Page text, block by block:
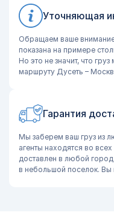
Уточняющая
Обращаем ваше
показана на примере
Но это не значит, что
маршруту Дусеть –
Гарантия
Мы заберем ваш груз из
агенты находятся во
доставлен в любой город
в небольшой поселок. Вы